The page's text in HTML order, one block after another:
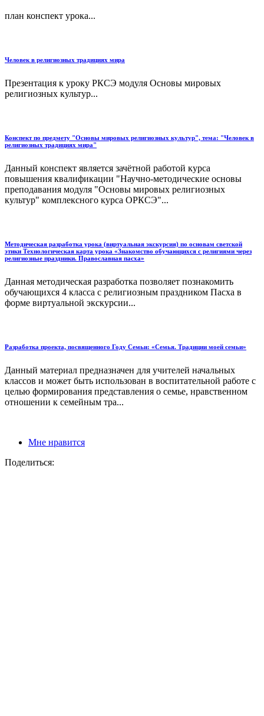
план конспект урока...
Человек в религиозных традициях мира
Презентация к уроку РКСЭ модуля Основы мировых
религиозных культур...
Конспект по предмету "Основы мировых религиозных культур", тема: "Человек в
религиозных традициях мира"
Данный конспект является зачётной работой курса
повышения квалификации "Научно-методические основы
преподавания модуля "Основы мировых религиозных
культур" комплексного курса ОРКСЭ"...
Методическая разработка урока (виртуальная экскурсия) по основам светской
этики Технологическая карта урока «Знакомство обучающихся с религиями через
религиозные праздники. Православная пасха»
Данная методическая разработка позволяет познакомить
обучающихся 4 класса с религиозным праздником Пасха в
форме виртуальной экскурсии...
Разработка проекта, посвященного Году Семьи: «Семья. Традиции моей семьи»
Данный материал предназначен для учителей начальных
классов и может быть использован в воспитательной работе с
целью формирования представления о семье, нравственном
отношении к семейным тра...
Мне нравится
Поделиться: